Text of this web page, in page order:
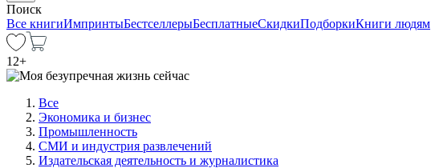
Поиск
Все книгиИмпринтыБестселлерыБесплатныеСкидкиПодборкиКниги людям
12+
Все
Экономика и бизнес
Промышленность
СМИ и индустрия развлечений
Издательская деятельность и журналистика